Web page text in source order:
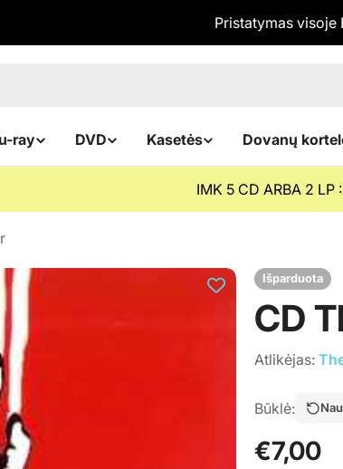
Pristatymas visoje
ray DVD Kasetės Dovanų
IMK 5 CD ARBA 2 LP
Išparduota
CD
Atlikėjas:
Būklė:
Įprasta
€7,00